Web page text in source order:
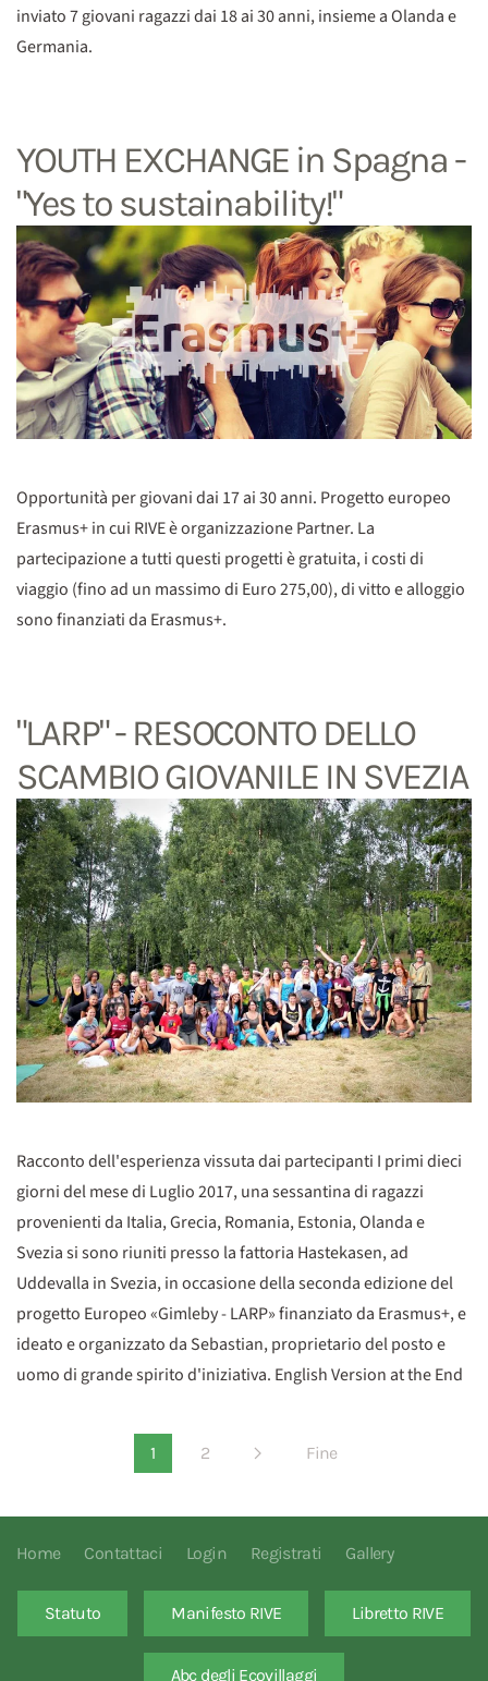
inviato 7 giovani ragazzi dai 18 ai 30 anni, insieme a Olanda e
Germania.
YOUTH EXCHANGE in Spagna -
"Yes to sustainability!"
Opportunità per giovani dai 17 ai 30 anni. Progetto europeo
Erasmus+ in cui RIVE è organizzazione Partner. La
partecipazione a tutti questi progetti è gratuita, i costi di
viaggio (fino ad un massimo di Euro 275,00), di vitto e alloggio
sono finanziati da Erasmus+.
"LARP" - RESOCONTO DELLO
SCAMBIO GIOVANILE IN SVEZIA
Racconto dell'esperienza vissuta dai partecipanti I primi dieci
giorni del mese di Luglio 2017, una sessantina di ragazzi
provenienti da Italia, Grecia, Romania, Estonia, Olanda e
Svezia si sono riuniti presso la fattoria Hastekasen, ad
Uddevalla in Svezia, in occasione della seconda edizione del
progetto Europeo «Gimleby - LARP» finanziato da Erasmus+, e
ideato e organizzato da Sebastian, proprietario del posto e
uomo di grande spirito d'iniziativa. English Version at the End
1 2 Fine
Home Contattaci Login Registrati Gallery
Statuto Manifesto RIVE Libretto RIVE
Abc degli Ecovillaggi